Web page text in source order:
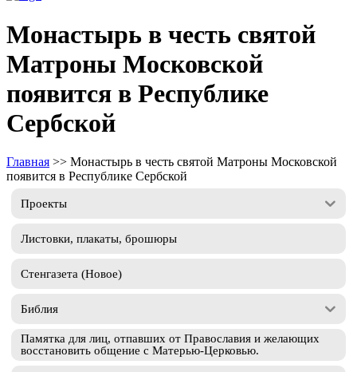
Монастырь в честь святой
Матроны Московской
появится в Республике
Сербской
Главная >> Монастырь в честь святой Матроны Московской
появится в Республике Сербской
Проекты
Листовки, плакаты, брошюры
Стенгазета (Новое)
Библия
Памятка для лиц, отпавших от Православия и желающих
восстановить общение с Матерью-Церковью.